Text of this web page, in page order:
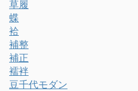
草履
蝶
袷
補整
補正
襦袢
豆千代モダン